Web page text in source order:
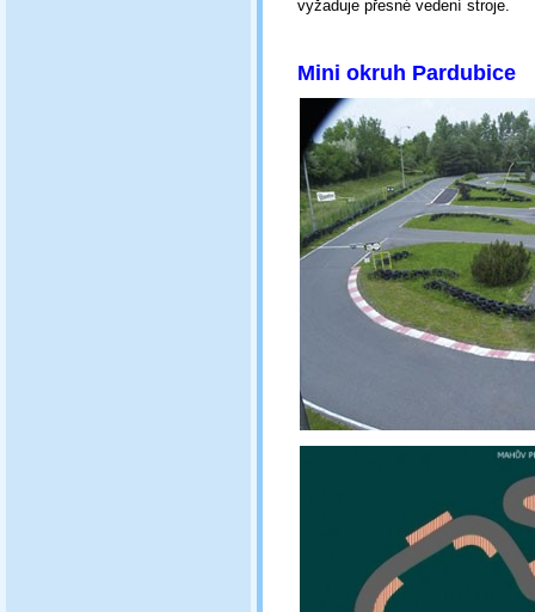
vyžaduje přesné vedení stroje.
Mini okruh Pardubice